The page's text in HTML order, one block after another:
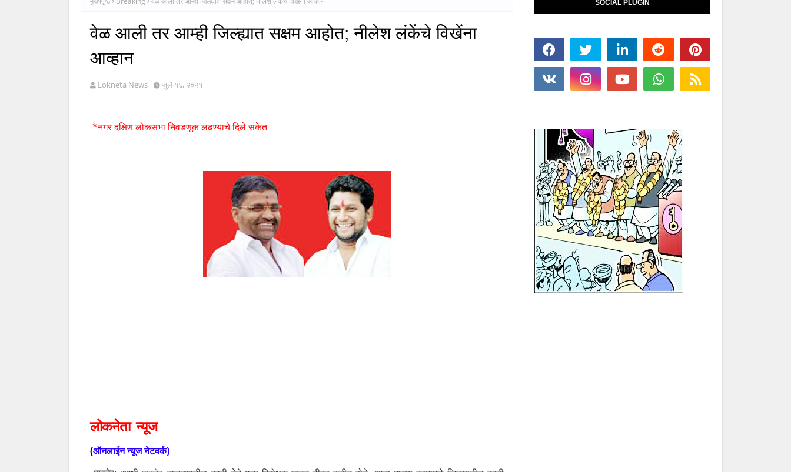
वेळ आली तर आम्ही जिल्ह्यात सक्षम आहोत; नीलेश लंकेंचे विखेंना
आव्हान
Lokneta News जुलै १६, २०२१
*नगर दक्षिण लोकसभा निवडणूक लढण्याचे दिले संकेत
लोकनेता न्यूज
(ऑनलाईनन्यूजनेटवर्क)
SOCIAL PLUGIN